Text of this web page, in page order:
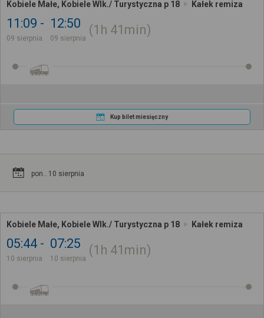
Kobiele Małe, Kobiele Wlk./ Turystyczna p 18 Kałek remiza
11:09
09 sierpnia
12:50
09 sierpnia
1h 41min
Kup bilet miesięczny
pon.. 10 sierpnia
Kobiele Małe, Kobiele Wlk./ Turystyczna p 18 Kałek remiza
05:44
10 sierpnia
07:25
10 sierpnia
1h 41min